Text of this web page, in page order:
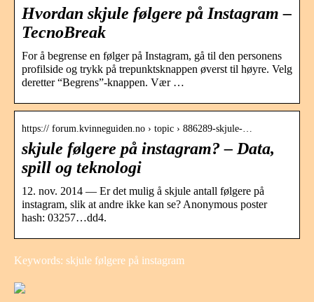
Hvordan skjule følgere på Instagram –
TecnoBreak
For å begrense en følger på Instagram, gå til den personens
profilside og trykk på trepunktsknappen øverst til høyre. Velg
deretter “Begrens”-knappen. Vær …
https:// forum.kvinneguiden.no › topic › 886289-skjule-…
skjule følgere på instagram? – Data,
spill og teknologi
12. nov. 2014 — Er det mulig å skjule antall følgere på
instagram, slik at andre ikke kan se? Anonymous poster
hash: 03257…dd4.
Keywords: skjule følgere på instagram